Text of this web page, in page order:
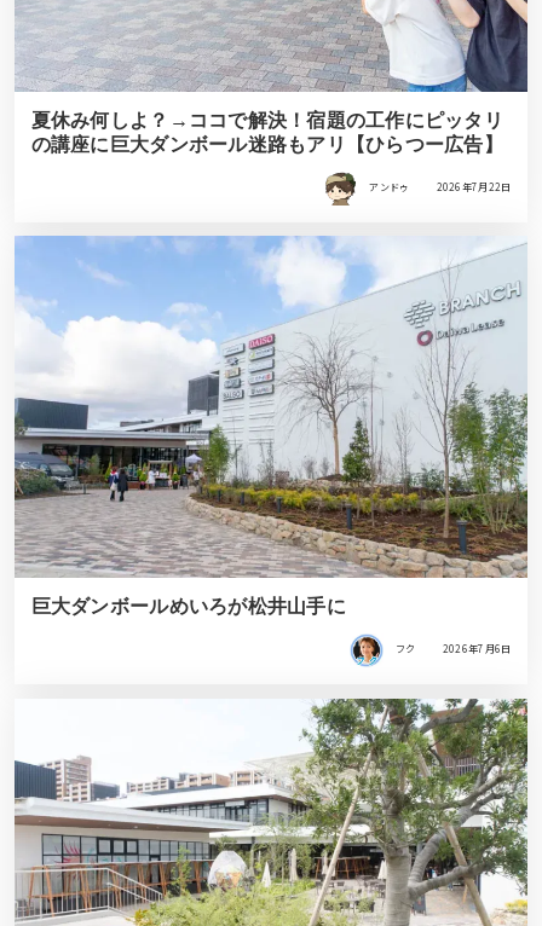
夏休み何しよ？→ココで解決！宿題の工作にピッタリ
の講座に巨大ダンボール迷路もアリ【ひらつー広告】
アンドゥ 2026年7月22日
巨大ダンボールめいろが松井山手に
フク 2026年7月6日